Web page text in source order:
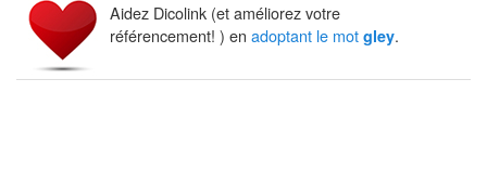
Aidez Dicolink (et améliorez votre
référencement! ) en adoptant le mot gley.